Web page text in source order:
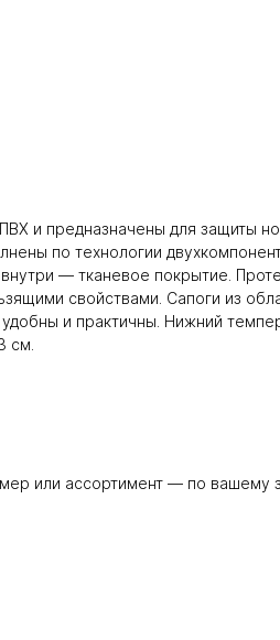
и предназначены для защиты
по технологии
— тканевое покрытие.
свойствами. Сапоги из
и практичны. Нижний
см.
или ассортимент — по вашему